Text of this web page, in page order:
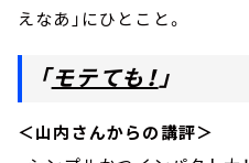
えなあ」にひとこと。
「モテても！」
＜山内さんからの講評＞